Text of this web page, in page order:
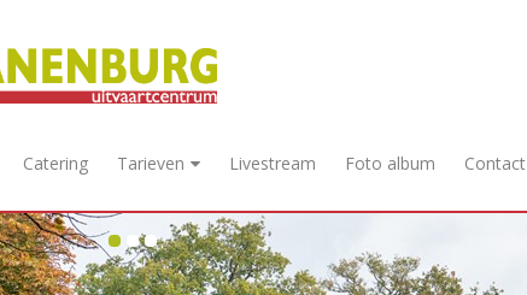
Catering Tarieven Livestream Foto album Contact